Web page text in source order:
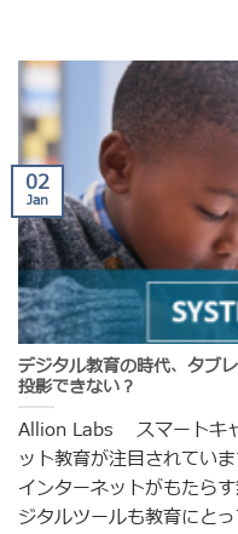
デジタル教育の時代、タブ
投影できない？
Allion Labs スマートキ
ット教育が注目されてい
インターネットがもたら
ジタルツールも教育にと
02
Jan